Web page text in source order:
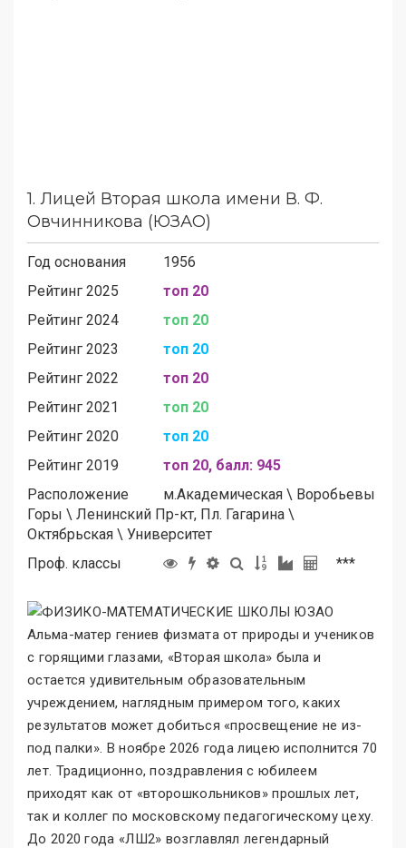
1. Лицей Вторая школа имени В. Ф.
Овчинникова (ЮЗАО)
Год основания
1956
Рейтинг 2025
топ 20
Рейтинг 2024
топ 20
Рейтинг 2023
топ 20
Рейтинг 2022
топ 20
Рейтинг 2021
топ 20
Рейтинг 2020
топ 20
Рейтинг 2019
топ 20, балл: 945
Расположение
м.Академическая \ Воробьевы
Горы \ Ленинский Пр-кт, Пл. Гагарина \
Октябрьская \ Университет
Проф. классы
***
Альма-матер гениев физмата от природы и учеников
с горящими глазами, «Вторая школа» была и
остается удивительным образовательным
учреждением, наглядным примером того, каких
результатов может добиться «просвещение не из-
под палки». В ноябре 2026 года лицею исполнится 70
лет. Традиционно, поздравления с юбилеем
приходят как от «второшкольников»прошлых лет,
так и коллег по московскому педагогическому цеху.
До 2020 года «ЛШ2» возглавлял легендарный